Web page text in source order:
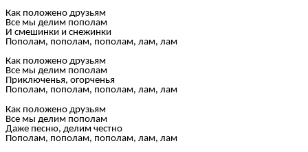
Как положено друзьям
Все мы делим пополам
И смешинки и снежинки
Пополам, пополам, пополам, лам, лам
Как положено друзьям
Все мы делим пополам
Приключенья, огорченья
Пополам, пополам, пополам, лам, лам
Как положено друзьям
Все мы делим пополам
Даже песню, делим честно
Пополам, пополам, пополам, лам, лам